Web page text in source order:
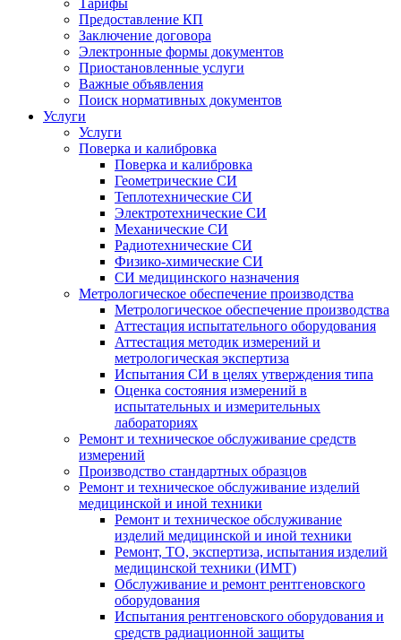
Предоставление КП
Заключение договора
Электронные формы документов
Приостановленные услуги
Важные объявления
Поиск нормативных документов
Услуги
Услуги
Поверка и калибровка
Поверка и калибровка
Геометрические СИ
Теплотехнические СИ
Электротехнические СИ
Механические СИ
Радиотехнические СИ
Физико-химические СИ
СИ медицинского назначения
Метрологическое обеспечение производства
Метрологическое обеспечение производства
Аттестация испытательного оборудования
Аттестация методик измерений и
метрологическая экспертиза
Испытания СИ в целях утверждения типа
Оценка состояния измерений в
испытательных и измерительных
лабораториях
Ремонт и техническое обслуживание средств
измерений
Производство стандартных образцов
Ремонт и техническое обслуживание изделий
медицинской и иной техники
Ремонт и техническое обслуживание
изделий медицинской и иной техники
Ремонт, ТО, экспертиза, испытания изделий
медицинской техники (ИМТ)
Обслуживание и ремонт рентгеновского
оборудования
Испытания рентгеновского оборудования и
средств радиационной защиты